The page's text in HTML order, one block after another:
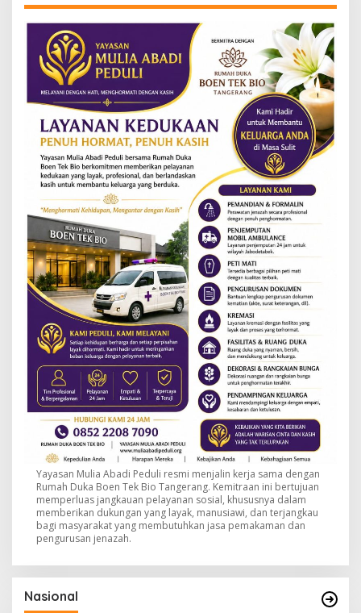
Yayasan Mulia Abadi Peduli resmi menjalin kerja sama dengan
Rumah Duka Boen Tek Bio Tangerang. Kemitraan ini bertujuan
memperluas jangkauan pelayanan sosial, khususnya dalam
memberikan dukungan yang layak, manusiawi, dan terjangkau
bagi masyarakat yang membutuhkan jasa pemakaman dan
pengurusan jenazah.
Nasional